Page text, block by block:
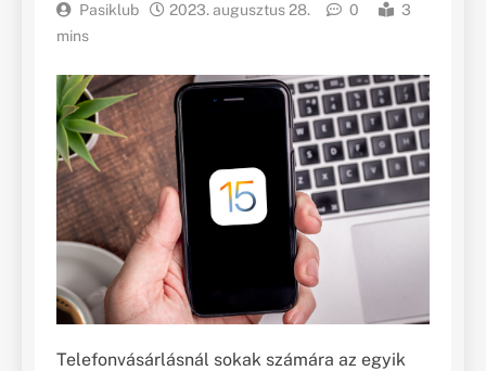
Pasiklub 2023. augusztus 28. 0
3
mins
Telefonvásárlásnál sokak számára az egyik